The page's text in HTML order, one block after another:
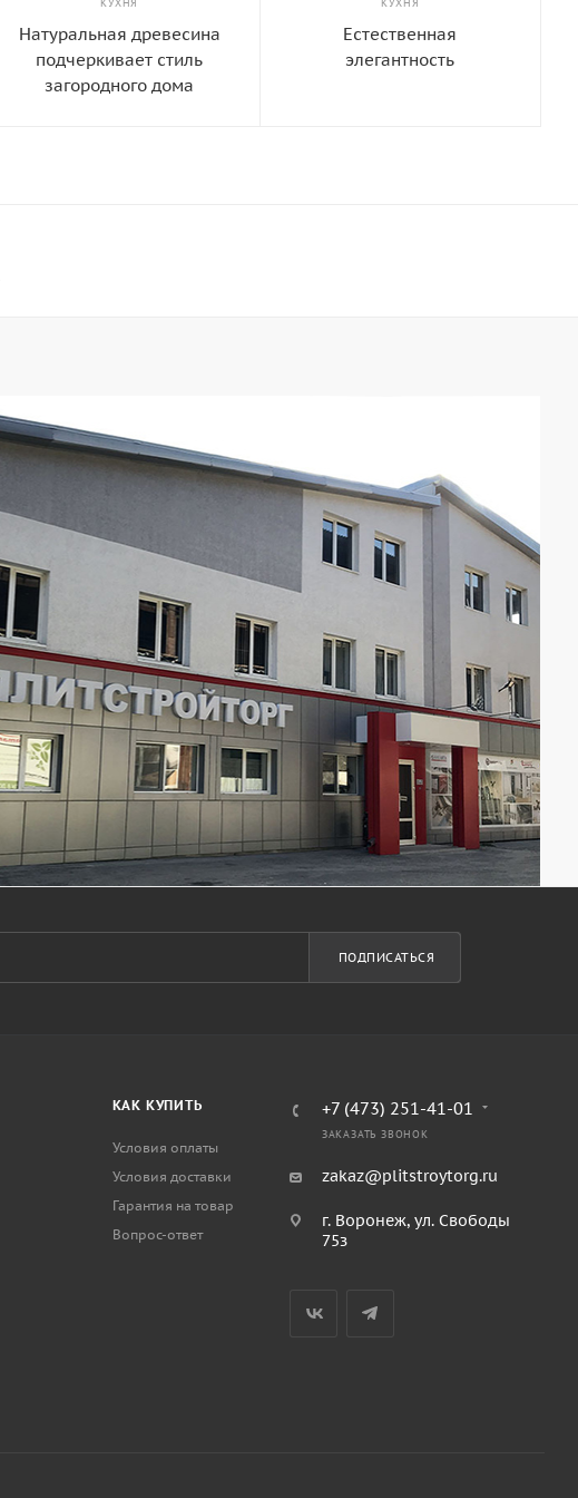
КУХНЯ
Натуральная древесина
подчеркивает стиль
загородного дома
КУХНЯ
Естественная
элегантность
ПОДПИСАТЬСЯ
КАК КУПИТЬ
Условия оплаты
Условия доставки
Гарантия на товар
Вопрос-ответ
+7 (473) 251-41-01
ЗАКАЗАТЬ ЗВОНОК
zakaz@plitstroytorg.ru
г. Воронеж, ул. Свободы
75з